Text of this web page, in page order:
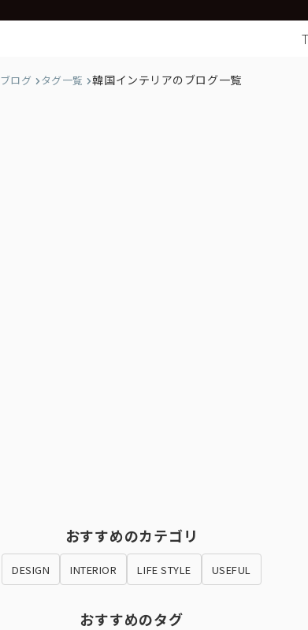
ブログ タグ一覧 韓国インテリアのブログ一覧
おすすめのカテゴリ
DESIGN INTERIOR LIFE STYLE USEFUL
おすすめのタグ